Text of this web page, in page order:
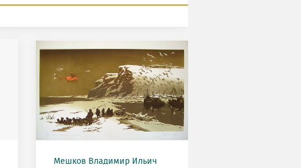
Мешков Владимир Ильич